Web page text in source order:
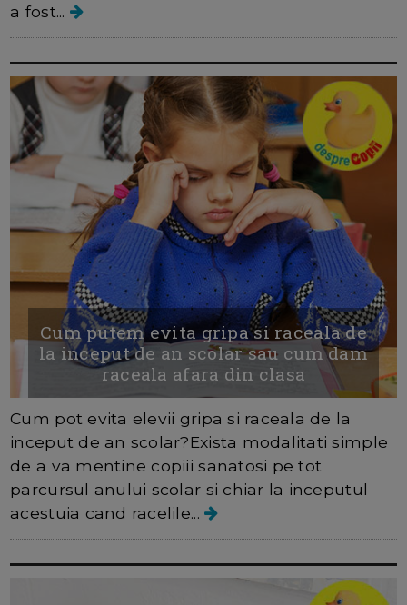
a fost...
Cum putem evita gripa si raceala de
la inceput de an scolar sau cum dam
raceala afara din clasa
Cum pot evita elevii gripa si raceala de la
inceput de an scolar?Exista modalitati simple
de a va mentine copiii sanatosi pe tot
parcursul anului scolar si chiar la inceputul
acestuia cand racelile...